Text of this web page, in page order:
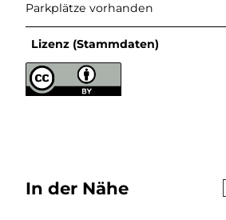
Parkplätze vorhanden
Lizenz (Stammdaten)
In der Nähe